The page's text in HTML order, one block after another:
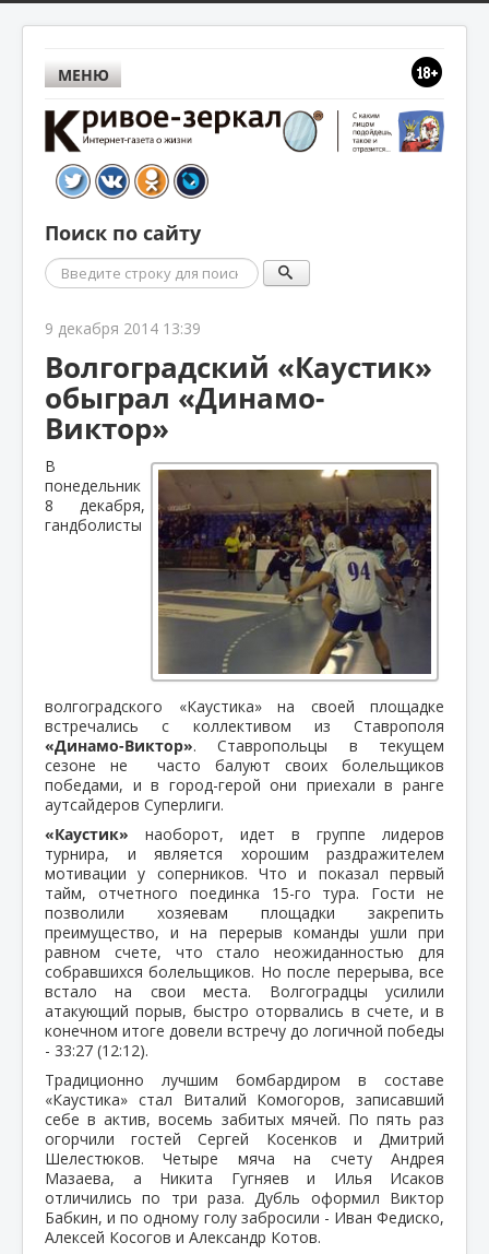
МЕНЮ
Поиск по сайту
Поиск
9 декабря 2014 13:39
Волгоградский «Каустик»
обыграл «Динамо-
Виктор»
В
понедельник
8 декабря,
гандболисты
волгоградского «Каустика» на своей площадке
встречались с коллективом из Ставрополя
«Динамо-Виктор». Ставропольцы в текущем
сезоне не часто балуют своих болельщиков
победами, и в город-герой они приехали в ранге
аутсайдеров Суперлиги.
«Каустик» наоборот, идет в группе лидеров
турнира, и является хорошим раздражителем
мотивации у соперников. Что и показал первый
тайм, отчетного поединка 15-го тура. Гости не
позволили хозяевам площадки закрепить
преимущество, и на перерыв команды ушли при
равном счете, что стало неожиданностью для
собравшихся болельщиков. Но после перерыва, все
встало на свои места. Волгоградцы усилили
атакующий порыв, быстро оторвались в счете, и в
конечном итоге довели встречу до логичной победы
- 33:27 (12:12).
Традиционно лучшим бомбардиром в составе
«Каустика» стал Виталий Комогоров, записавший
себе в актив, восемь забитых мячей. По пять раз
огорчили гостей Сергей Косенков и Дмитрий
Шелестюков. Четыре мяча на счету Андрея
Мазаева, а Никита Гугняев и Илья Исаков
отличились по три раза. Дубль оформил Виктор
Бабкин, и по одному голу забросили - Иван Федиско,
Алексей Косогов и Александр Котов.